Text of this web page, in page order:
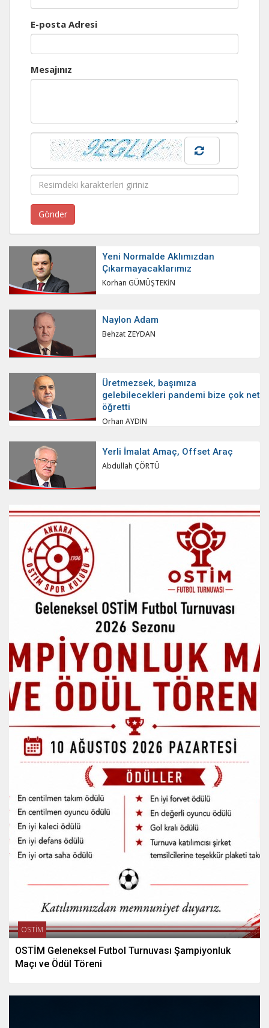
E-posta Adresi
Mesajınız
Yeni Normalde Aklımızdan
Çıkarmayacaklarımız
Korhan GÜMÜŞTEKİN
Naylon Adam
Behzat ZEYDAN
Üretmezsek, başımıza
gelebilecekleri pandemi bize çok net
öğretti
Orhan AYDIN
Yerli İmalat Amaç, Offset Araç
Abdullah ÇÖRTÜ
OSTİM
OSTİM Geleneksel Futbol Turnuvası Şampiyonluk
Maçı ve Ödül Töreni